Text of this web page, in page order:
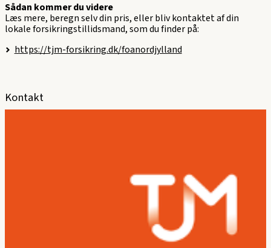
Sådan kommer du videre
Læs mere, beregn selv din pris, eller bliv kontaktet af din
lokale forsikringstillidsmand, som du finder på:
https://tjm-forsikring.dk/foanordjylland
Kontakt